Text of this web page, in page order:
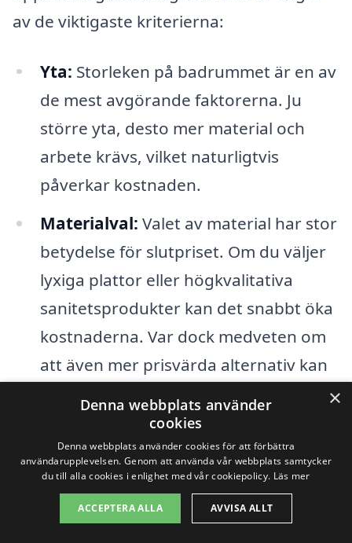
av de viktigaste kriterierna:
Yta: Storleken på badrummet är en av
de mest avgörande faktorerna. Ju
större yta, desto mer material och
arbete krävs, vilket naturligtvis
påverkar kostnaden.
Materialval: Valet av material har stor
betydelse för slutpriset. Om du väljer
lyxiga plattor eller högkvalitativa
sanitetsprodukter kan det snabbt öka
kostnaderna. Var dock medveten om
att även mer prisvärda alternativ kan
Kostnaden för
arbetskraft varierar beroende på
vilken entreprenör du anlitar. Det är
klokt att samla in flera offerter för att
×
Denna webbplats använder
cookies
Denna webbplats använder cookies för att förbättra
användarupplevelsen. Genom att använda vår webbplats samtycker
du till alla cookies i enlighet med vår cookiepolicy. Läs mer
ACCEPTERA ALLA AVVISA ALLT